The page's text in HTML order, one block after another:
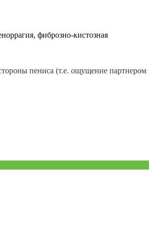
фиброзно-кистозная
пениса (т.е. ощущение партнером